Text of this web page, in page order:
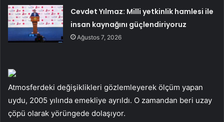
Cevdet Yılmaz: Milli yetkinlik hamlesi ile
insan kaynağını güçlendiriyoruz
Ağustos 7, 2026
Atmosferdeki değişiklikleri gözlemleyerek ölçüm yapan
uydu, 2005 yılında emekliye ayrıldı. O zamandan beri uzay
çöpü olarak yörüngede dolaşıyor.